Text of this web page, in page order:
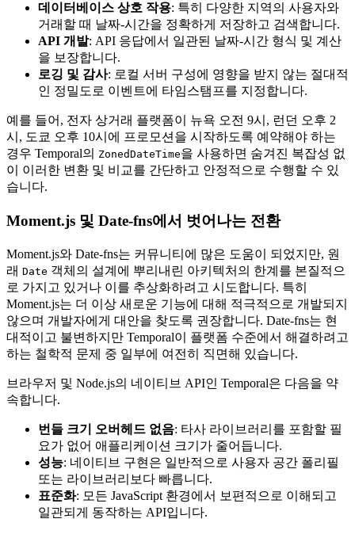
데이터베이스 상호 작용: 특히 다양한 지역의 사용자와
거래할 때 날짜-시간을 정확하게 저장하고 검색합니다.
API 개발: API 응답에서 일관된 날짜-시간 형식 및 계산
을 보장합니다.
로깅 및 감사: 로컬 서버 구성에 영향을 받지 않는 절대적
인 정밀도로 이벤트에 타임스탬프를 지정합니다.
예를 들어, 전자 상거래 플랫폼이 뉴욕 오전 9시, 런던 오후 2
시, 도쿄 오후 10시에 프로모션을 시작하도록 예약해야 하는
경우 Temporal의 ZonedDateTime을 사용하면 숨겨진 복잡성 없
이 이러한 변환 및 비교를 간단하고 안정적으로 수행할 수 있
습니다.
Moment.js 및 Date-fns에서 벗어나는 전환
Moment.js와 Date-fns는 커뮤니티에 많은 도움이 되었지만, 원
래 Date 객체의 설계에 뿌리내린 아키텍처의 한계를 본질적으
로 가지고 있거나 이를 추상화하려고 시도합니다. 특히
Moment.js는 더 이상 새로운 기능에 대해 적극적으로 개발되지
않으며 개발자에게 대안을 찾도록 권장합니다. Date-fns는 현
대적이고 불변하지만 Temporal이 플랫폼 수준에서 해결하려고
하는 철학적 문제 중 일부에 여전히 직면해 있습니다.
브라우저 및 Node.js의 네이티브 API인 Temporal은 다음을 약
속합니다.
번들 크기 오버헤드 없음: 타사 라이브러리를 포함할 필
요가 없어 애플리케이션 크기가 줄어듭니다.
성능: 네이티브 구현은 일반적으로 사용자 공간 폴리필
또는 라이브러리보다 빠릅니다.
표준화: 모든 JavaScript 환경에서 보편적으로 이해되고
일관되게 동작하는 API입니다.